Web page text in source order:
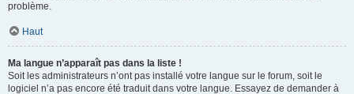
problème.
Haut
Ma langue n’apparaît pas dans la liste !
Soit les administrateurs n’ont pas installé votre langue sur le forum, soit le
logiciel n’a pas encore été traduit dans votre langue. Essayez de demander à